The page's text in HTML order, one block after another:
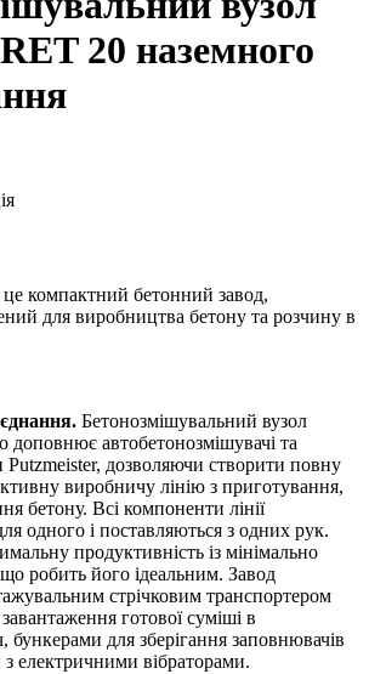
20 наземного
це компактний бетонний завод,
для виробництва бетону та розчину в
Бетонозмішувальний вузол
доповнює автобетонозмішувачі та
Putzmeister, дозволяючи створити повну
виробничу лінію з приготування,
бетону. Всі компоненти лінії
одного і поставляються з одних рук.
продуктивність із мінімально
робить його ідеальним. Завод
стрічковим транспортером
готової суміші в
бункерами для зберігання заповнювачів
з електричними вібраторами.